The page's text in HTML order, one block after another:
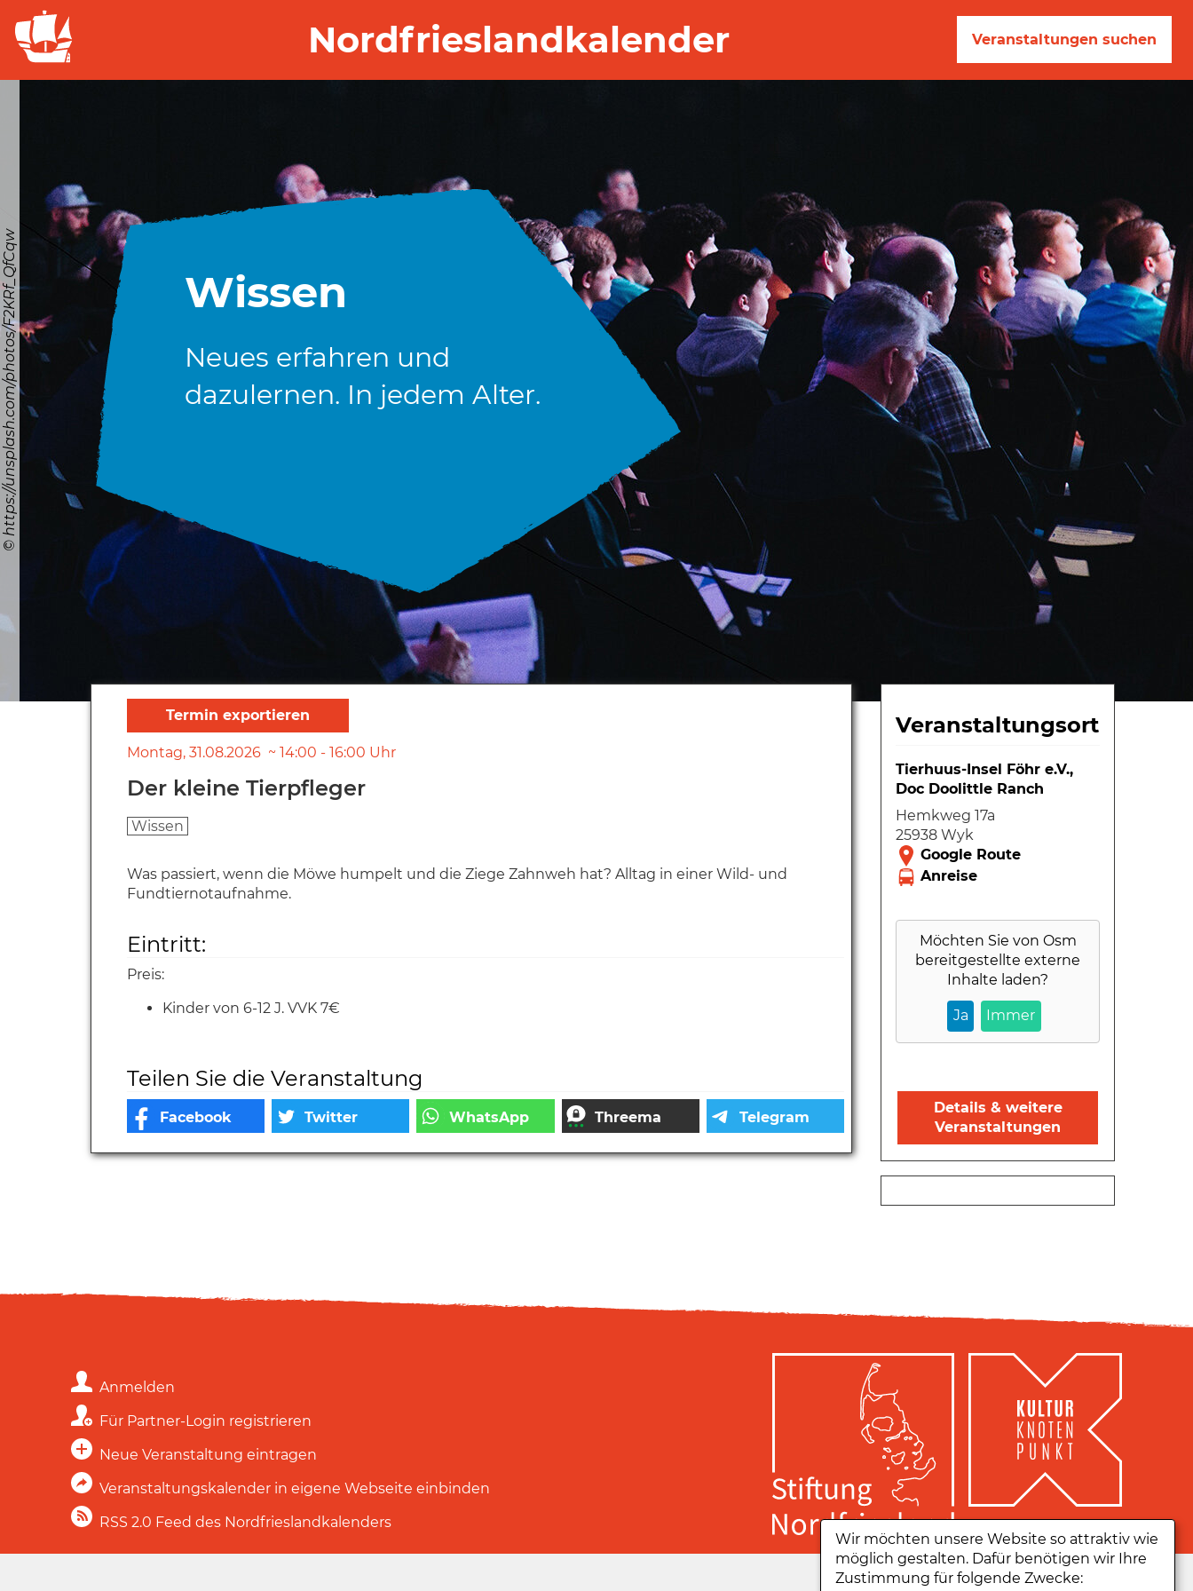
Nordfrieslandkalender Veranstaltungen suchen
Wissen
Neues erfahren und
dazulernen. In jedem Alter.
© https://unsplash.com/photos/F2KRf_QfCqw
Montag 31.08.2026 14:00 - 16:00 Uhr
Der kleine Tierpfleger
Wissen
Was passiert, wenn die Möwe humpelt und die Ziege Zahnweh hat? Alltag in einer Wild- und
Fundtiernotaufnahme.
Eintritt:
Preis:
Kinder von 6-12 J. VVK 7€
Teilen Sie die Veranstaltung
Veranstaltungsort
Tierhuus-Insel Föhr e.V.,
Doc Doolittle Ranch
Hemkweg 17a
25938 Wyk
Möchten Sie von Osm
bereitgestellte externe
Inhalte laden?
Ja Immer
Details & weitere
Veranstaltungen
Anmelden
Für Partner-Login registrieren
Neue Veranstaltung eintragen
Veranstaltungskalender in eigene Webseite einbinden
RSS 2.0 Feed des Nordfrieslandkalenders
Zu unserer App:
Wir möchten unsere Website so attraktiv wie
möglich gestalten. Dafür benötigen wir Ihre
Zustimmung für folgende Zwecke: